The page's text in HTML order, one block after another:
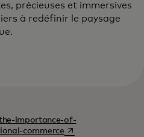
précieuses et immersives
à redéfinir le paysage
importance-of-
commerces’ouvre dans un